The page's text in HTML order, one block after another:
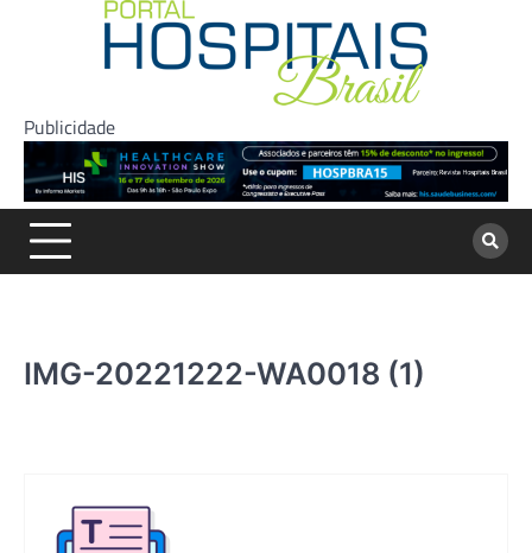
Publicidade
IMG-20221222-WA0018 (1)